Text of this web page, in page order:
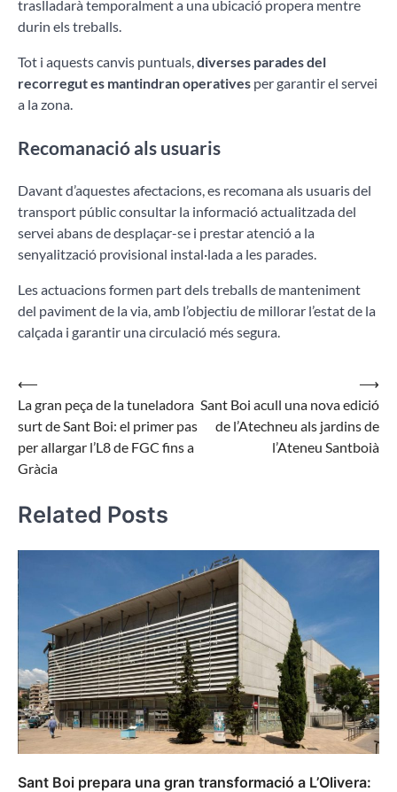
traslladarà temporalment a una ubicació propera mentre
durin els treballs.
Tot i aquests canvis puntuals,diverses parades del
recorregut es mantindran operatives per garantir el servei
a la zona.
Recomanació als usuaris
Davant d’aquestes afectacions, es recomana als usuaris del
transport públic consultar la informació actualitzada del
servei abans de desplaçar-se i prestar atenció a la
senyalització provisional instal·lada a les parades.
Les actuacions formen part dels treballs de manteniment
del paviment de la via, amb l’objectiu de millorar l’estat de la
calçada i garantir una circulació més segura.
Navegació
d'entrades
⟵
La gran peça de la tuneladora
surt de Sant Boi: el primer pas
per allargar l’L8 de FGC fins a
Gràcia
Sant Boi acull una nova edició
de l’Atechneu als jardins de
l’Ateneu Santboià
⟶
Related Posts
Sant Boi prepara una gran transformació a L’Olivera: